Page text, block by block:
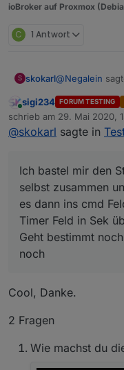
ioBroker auf Proxmox
C 1 Antwort
S skokarl@Negalein
mit welchem
eingeben
cmd-DP
Ich bastel mir
es dann ins
Timer Feld in
Geht bestimmt
Online
sigi234 FORUM TESTING
schrieb am 29. Mai 2020,
zuletzt editiert von sigi234
@skokarl sagte in
Ich bastel mir den
selbst zusammen
es dann ins cmd
Timer Feld in Sek
Geht bestimmt
noch
Cool, Danke.
2 Fragen
Wie machst du